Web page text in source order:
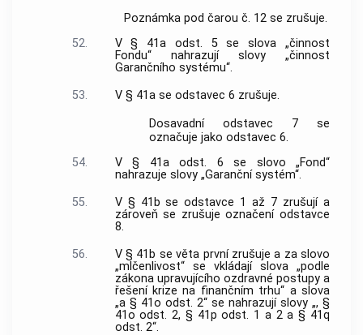
Poznámka pod čarou č. 12 se zrušuje.
52.
V § 41a odst. 5 se slova „činnost
Fondu“ nahrazují slovy „činnost
Garančního systému“.
53.
V § 41a se odstavec 6 zrušuje.
Dosavadní odstavec 7 se
označuje jako odstavec 6.
54.
V § 41a odst. 6 se slovo „Fond“
nahrazuje slovy „Garanční systém“.
55.
V § 41b se odstavce 1 až 7 zrušují a
zároveň se zrušuje označení odstavce
8.
56.
V § 41b se věta první zrušuje a za slovo
„mlčenlivost“ se vkládají slova „podle
zákona upravujícího ozdravné postupy a
řešení krize na finančním trhu“ a slova
„a § 41o odst. 2“ se nahrazují slovy „, §
41o odst. 2, § 41p odst. 1 a 2 a § 41q
odst. 2“.